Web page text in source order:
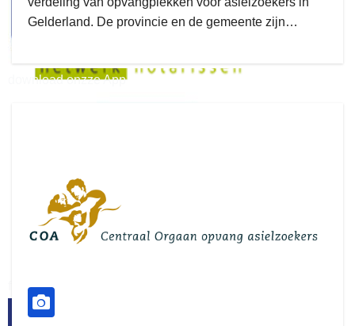
download onzze App
flitsmeister
Gelderland. De provincie en de gemeente zijn…